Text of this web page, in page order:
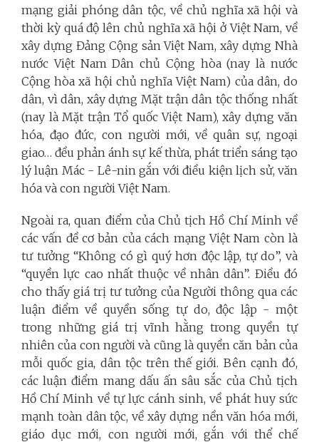
mạng giải phóng dân tộc, về chủ nghĩa xã hội và
thời kỳ quá độ lên chủ nghĩa xã hội ở Việt Nam, về
xây dựng Đảng Cộng sản Việt Nam, xây dựng Nhà
nước Việt Nam Dân chủ Cộng hòa (nay là nước
Cộng hòa xã hội chủ nghĩa Việt Nam) của dân, do
dân, vì dân, xây dựng Mặt trận dân tộc thống nhất
(nay là Mặt trận Tổ quốc Việt Nam), xây dựng văn
hóa, đạo đức, con người mới, về quân sự, ngoại
giao… đều phản ánh sự kế thừa, phát triển sáng tạo
lý luận Mác - Lê-nin gắn với điều kiện lịch sử, văn
hóa và con người Việt Nam.
Ngoài ra, quan điểm của Chủ tịch Hồ Chí Minh về
các vấn đề cơ bản của cách mạng Việt Nam còn là
tư tưởng “Không có gì quý hơn độc lập, tự do”, và
“quyền lực cao nhất thuộc về nhân dân”. Điều đó
cho thấy giá trị tư tưởng của Người thông qua các
luận điểm về quyền sống tự do, độc lập - một
trong những giá trị vĩnh hằng trong quyền tự
nhiên của con người và cũng là quyền căn bản của
mỗi quốc gia, dân tộc trên thế giới. Bên cạnh đó,
các luận điểm mang dấu ấn sâu sắc của Chủ tịch
Hồ Chí Minh về tự lực cánh sinh, về phát huy sức
mạnh toàn dân tộc, về xây dựng nền văn hóa mới,
giáo dục mới, con người mới, gắn với thể chế